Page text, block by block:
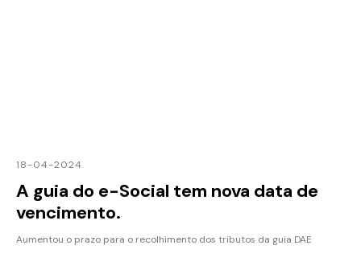
18-04-2024
A guia do e-Social tem nova data de
vencimento.
Aumentou o prazo para o recolhimento dos tributos da guia DAE